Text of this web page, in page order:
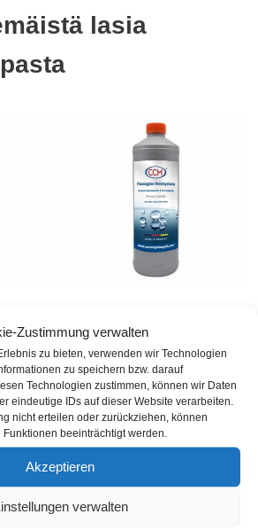
Zustimmung verwalten
zu bieten, verwenden wir Technologien
zu speichern bzw. darauf
Technologien zustimmen, können wir Daten
eindeutige IDs auf dieser Website verarbeiten.
nicht erteilen oder zurückziehen, können
beeinträchtigt werden.
Akzeptieren
verwalten
lasia
–
€/l)
6601
asuntovaunu / asuntoauto
erikoiskiillotus ja tiivistys
ammattilaatuisesti
99,00 € 99,00
Tuotetunnus (SKU): 2001-7660-
Toimitusaika: